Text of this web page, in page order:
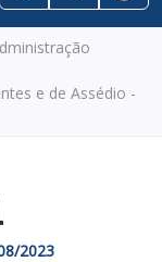
e de Assédio -
2023